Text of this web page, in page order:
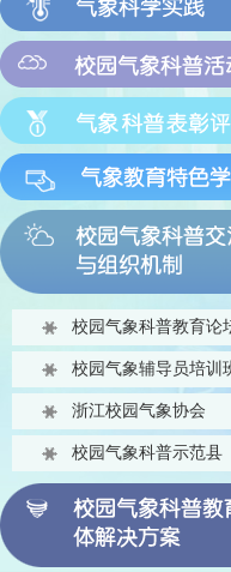
校园气象科普教育论
校园气象辅导员培训
浙江校园气象协会
校园气象科普示范县